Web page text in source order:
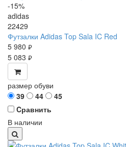
-15%
adidas
22429
Футзалки Adidas Top Sala IC Red
5 980 руб.
5 083 руб.
размер обуви
39
44
45
Cравнить
В наличии